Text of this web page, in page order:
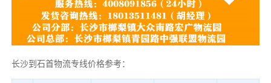
长沙到石首物流专线价格参考：